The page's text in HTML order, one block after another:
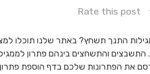
Rate this post
התנך תשחץ? באתר שלנו תוכלו
התשבצים והתשחצים בינהם פתרון
את הפתרונות שלכם בדף הוספת